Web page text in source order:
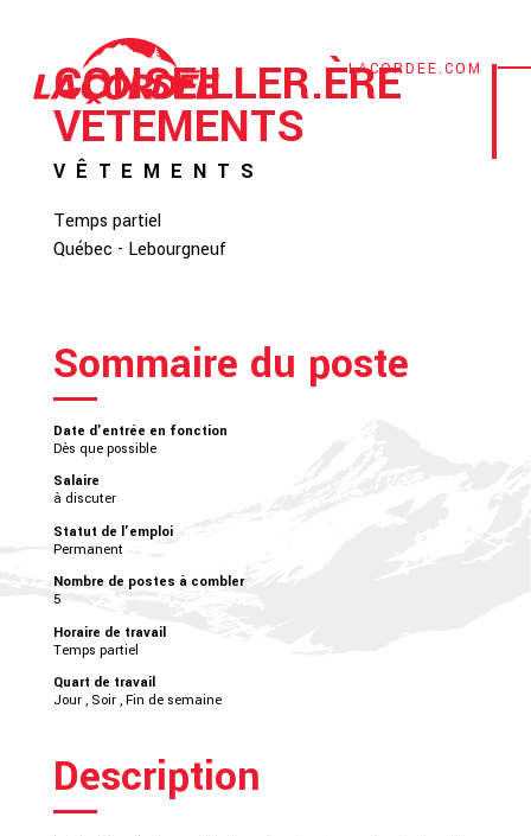
LACORDEE.COM
CONSEILLER.ÈRE
VÊTEMENTS
VÊTEMENTS
Temps partiel
Québec - Lebourgneuf
Sommaire du poste
Date d'entrée en fonction
Dès que possible
Salaire
à discuter
Statut de l'emploi
Permanent
Nombre de postes à combler
5
Horaire de travail
Temps partiel
Quart de travail
Jour , Soir , Fin de semaine
Description